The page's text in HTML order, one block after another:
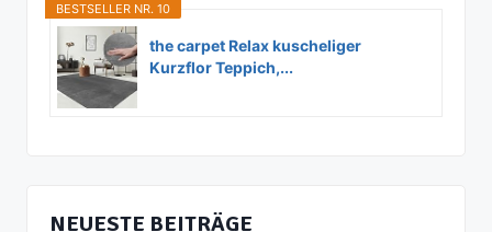
BESTSELLER NR. 10
the carpet Relax kuscheliger
Kurzflor Teppich,...
NEUESTE BEITRÄGE